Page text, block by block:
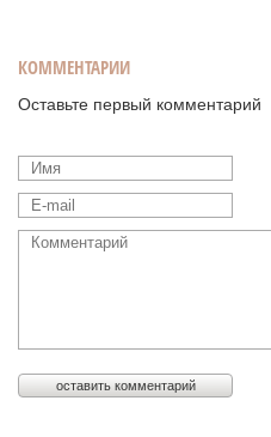
КОММЕНТАРИИ
Оставьте первый комментарий